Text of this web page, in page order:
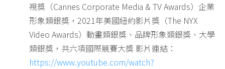
視獎（Cannes Corporate Media & TV Awards）企業
形象類銀獎，2021年美國紐約影片獎（The NYX
Video Awards）動畫類銀獎、品牌形象類銀獎、大學
類銀獎，共六項國際競賽大獎 影片連結：
https://www.youtube.com/watch?